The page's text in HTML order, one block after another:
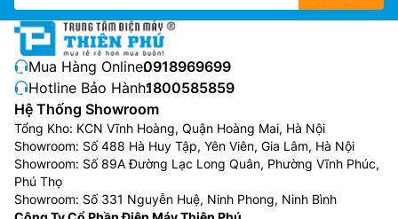
Mua Hàng Online:0918969699
Hotline Bảo Hành:1800585859
Hệ Thống Showroom
Tổng Kho: KCN Vĩnh Hoàng, Quận Hoàng Mai, Hà Nội
Showroom: Số 488 Hà Huy Tập, Yên Viên, Gia Lâm, Hà Nội
Showroom: Số 89A Đường Lạc Long Quân, Phường Vĩnh Phúc,
Phú Thọ
Showroom: Số 331 Nguyễn Huệ, Ninh Phong, Ninh Bình